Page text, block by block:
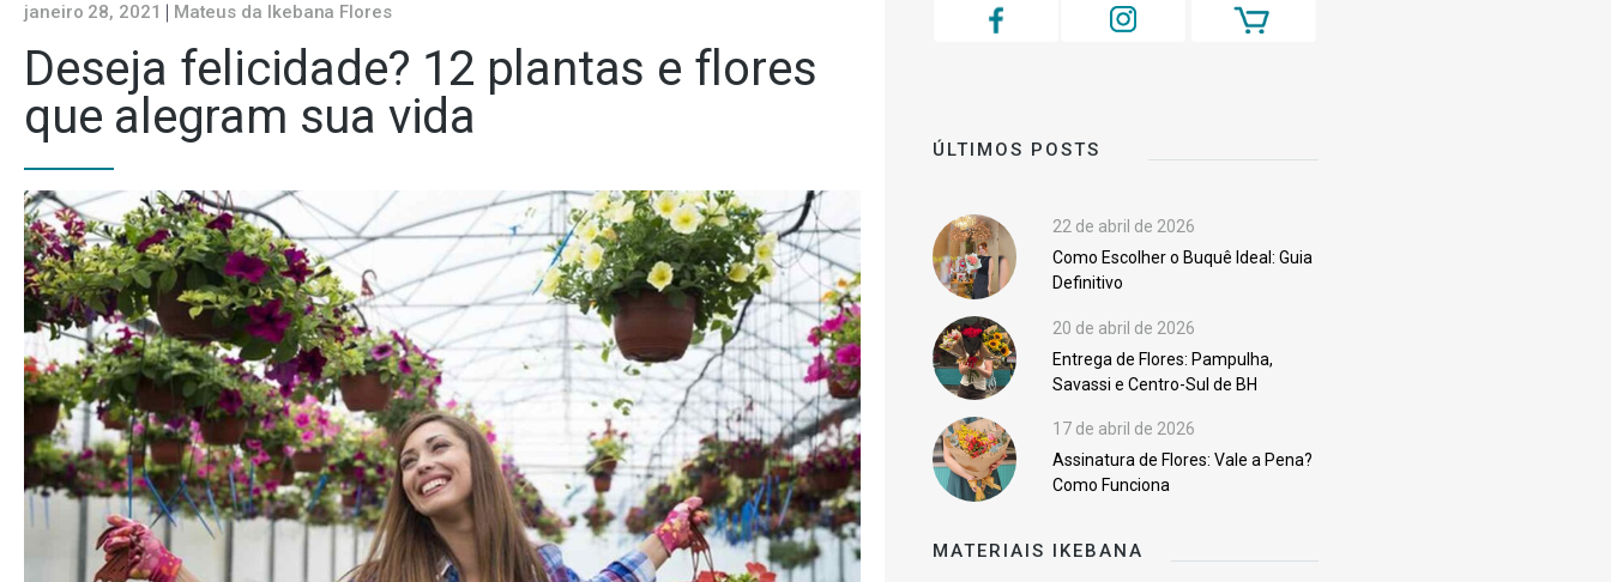
janeiro 28, 2021 Mateus da Ikebana Flores
Deseja felicidade? 12 plantas e flores
que alegram sua vida
ÚLTIMOS POSTS
22 de abril de 2026
Como Escolher o Buquê Ideal: Guia
Definitivo
20 de abril de 2026
Entrega de Flores: Pampulha,
Savassi e Centro-Sul de BH
17 de abril de 2026
Assinatura de Flores: Vale a Pena?
Como Funciona
MATERIAIS IKEBANA